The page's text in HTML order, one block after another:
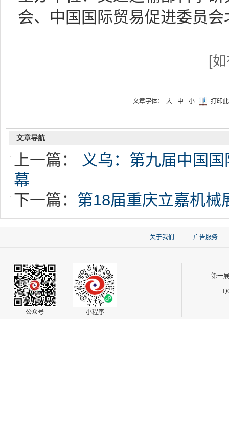
会、中国国际贸易促进委员会
[
文章字体： 大 中 小 打印
文章导航
上一篇： 义乌：第九届中国
幕
下一篇： 第18届重庆立嘉机械
关于我们 广告服务
公众号 小程序
第一